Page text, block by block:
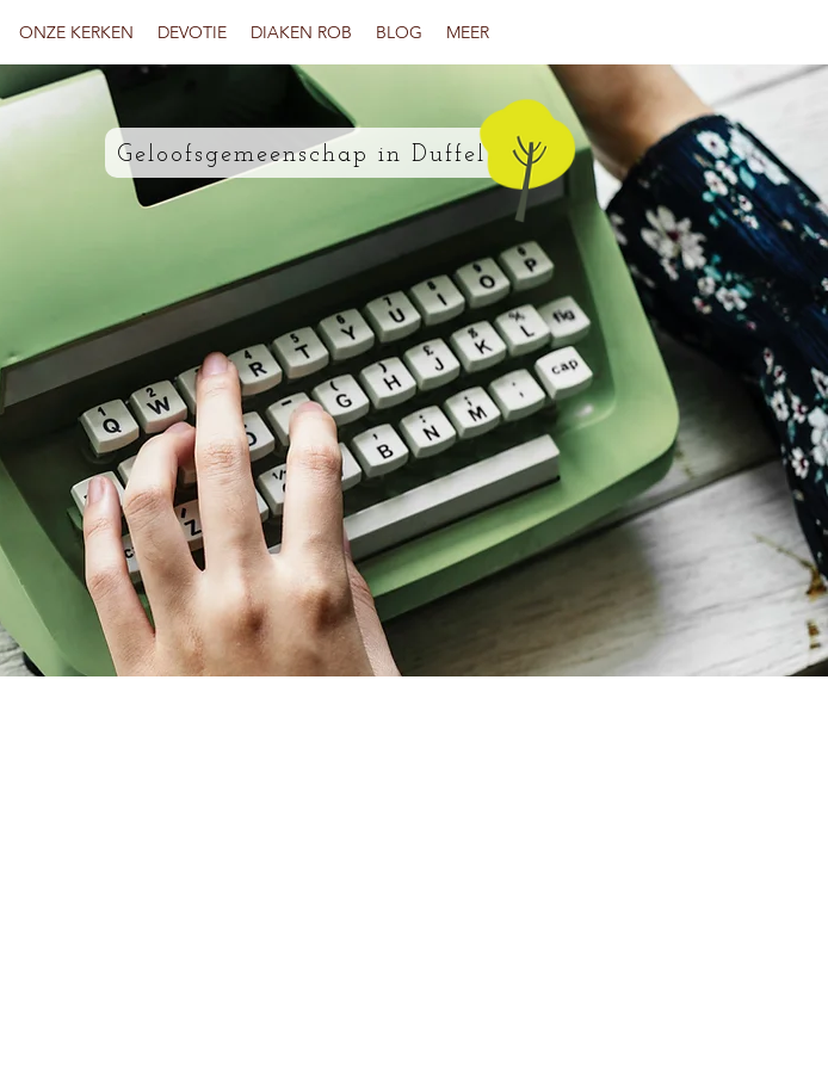
ONZE KERKEN DEVOTIE DIAKEN ROB BLOG MEER
Geloofsgemeenschap in Duffel